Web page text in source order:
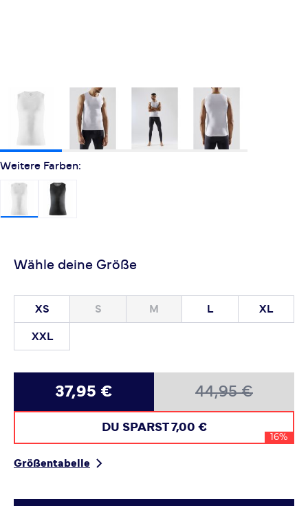
Weitere Farben:
Wähle deine Größe
XS S M L XL
XXL
37,95 € 44,95 €
DU SPARST 7,00 €
16%
Größentabelle